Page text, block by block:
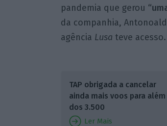
pandemia que gerou
da companhia,
agência Lusa teve acesso.
TAP obrigada a cancelar
ainda mais voos para além
dos 3.500
Ler Mais